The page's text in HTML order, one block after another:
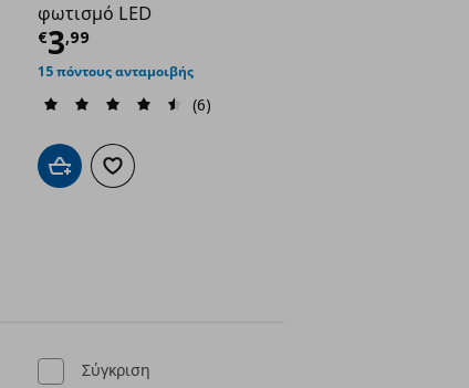
€ 6,99
φωτισμό LED
€3,99
Τρέχουσα τιμή
15 πόντους ανταμοιβής
(6)
Προσθήκη στο καλάθι
Προσθήκη στα αγαπημένα
Σύγκριση